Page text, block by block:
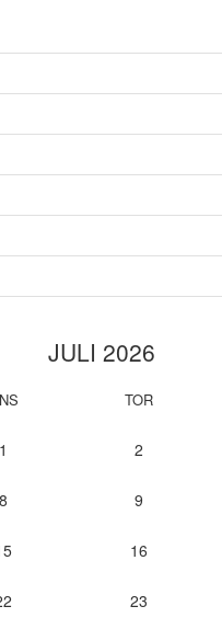
JULI 2026
TOR
1 2
8 9
16
23